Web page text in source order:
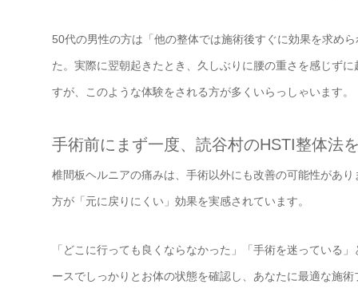
50代の男性の方は「他の整体では施術後すぐに効果を求め
た。実際に翌朝起きたとき、久しぶりに腰の重さを感じず
すが、このような体験をされる方が多くいらっしゃいます。
手術前にまず一度、読谷村のHSTI整体法
椎間板ヘルニアの痛みは、手術以外にも改善の可能性があ
方が「元に戻りにくい」効果を実感されています。
「どこに行っても良くならなかった」「手術を迷っている
ースでしっかりとお体の状態を確認し、あなたに最適な施